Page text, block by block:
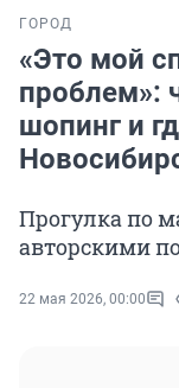
ГОРОД
«Это мой
проблем»:
шопинг и
Прогулка по
авторскими
22 мая 2026, 00:00